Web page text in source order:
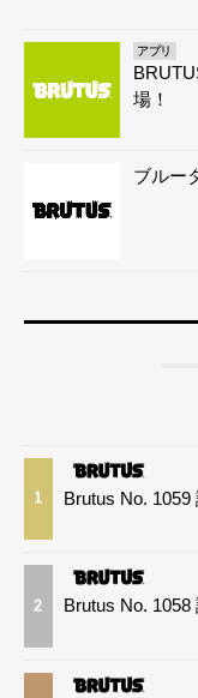
アプリ
場！
ブルー
1 Brutus No.
2 Brutus No.